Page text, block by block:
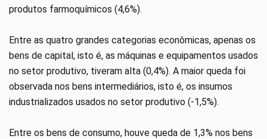
produtos farmoquímicos (4,6%).
Entre as quatro grandes categorias econômicas, apenas os
bens de capital, isto é, as máquinas e equipamentos usados
no setor produtivo, tiveram alta (0,4%). A maior queda foi
observada nos bens intermediários, isto é, os insumos
industrializados usados no setor produtivo (-1,5%).
Entre os bens de consumo, houve queda de 1,3% nos bens